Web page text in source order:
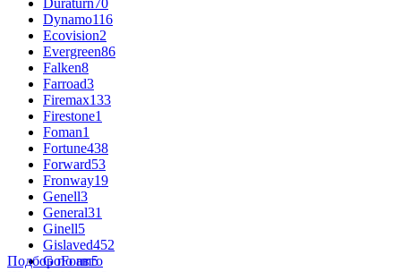
Duraturn70
Dynamo116
Ecovision2
Evergreen86
Falken8
Farroad3
Firemax133
Firestone1
Foman1
Fortune438
Forward53
Fronway19
Genell3
General31
Ginell5
Gislaved452
GoForm5
Подбор по авто